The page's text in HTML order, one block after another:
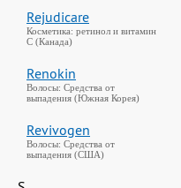
Rejudicare
Косметика: ретинол и витамин
C (Канада)
Renokin
Волосы: Средства от
выпадения (Южная Корея)
Revivogen
Волосы: Средства от
выпадения (США)